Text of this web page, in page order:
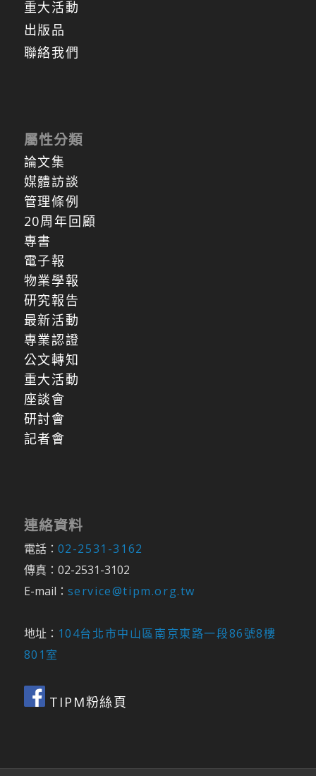
重大活動
出版品
聯絡我們
屬性分類
論文集
媒體訪談
管理條例
20周年回顧
專書
電子報
物業學報
研究報告
最新活動
專業認證
公文轉知
重大活動
座談會
研討會
記者會
連絡資料
電話： 02-2531-3162
傳真：02-2531-3102
E-mail： service@tipm.org.tw
地址： 104台北市中山區南京東路一段86號8樓
801室
TIPM粉絲頁